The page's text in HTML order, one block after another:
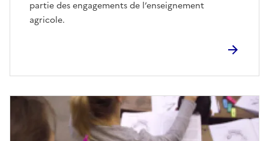
partie des engagements de l’enseignement
agricole.